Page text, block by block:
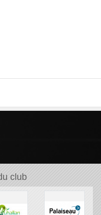
club